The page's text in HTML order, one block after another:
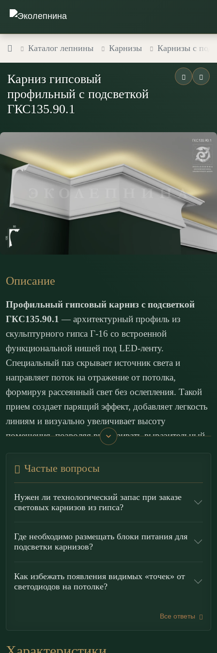
Каталог лепнины Карнизы Карнизы с
Карниз гипсовый
профильный с подсветкой
ГКС135.90.1
Описание
Профильный гипсовый карниз с подсветкой
ГКС135.90.1 — архитектурный профиль из
скульптурного гипса Г-16 со встроенной
функциональной нишей под LED-ленту.
Специальный паз скрывает источник света и
направляет поток на отражение от потолка,
формируя рассеянный свет без ослепления. Такой
прием создает парящий эффект, добавляет легкость
линиям и визуально увеличивает высоту
помещения, позволяя выстраивать выразительный
Модель ГКС135.90.1 органично работает в
современная классика. Карниз подходит для
и создания приватной атмосферы в спальне или
гостиной. Закарнизная подсветка делает
подчеркивая геометрию потолка и архитектурные
Преимущества гипсовых световых
карнизов «ЭКОЛЕПНИНА»
Частые вопросы
Нужен ли технологический запас при заказе
световых карнизов из гипса?
Где необходимо размещать блоки питания для
подсветки карнизов?
Как избежать появления видимых «точек» от
светодиодов на потолке?
Все ответы